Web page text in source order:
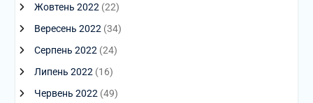
Жовтень 2022 (22)
Вересень 2022 (34)
Серпень 2022 (24)
Липень 2022 (16)
Червень 2022 (49)